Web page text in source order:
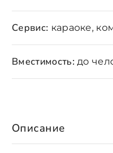
Описание
Сервис: караоке,
Вместимость: до